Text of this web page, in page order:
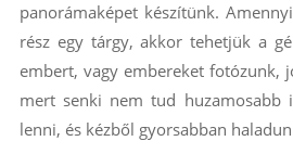
panorámaképet készítünk.
rész egy tárgy, akkor tehetjük a
embert, vagy embereket fotózunk,
mert senki nem tud huzamosabb
lenni, és kézből gyorsabban